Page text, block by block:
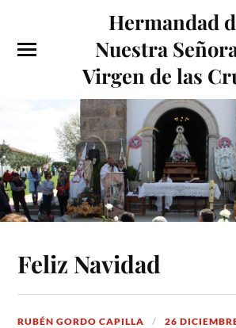
Hermandad
Nuestra
Virgen de las
Feliz Navidad
RUBÉN GORDO CAPILLA 26